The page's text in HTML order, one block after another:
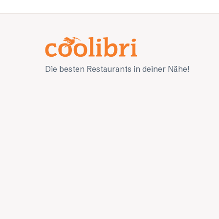
Die besten Restaurants in deiner Nähe!